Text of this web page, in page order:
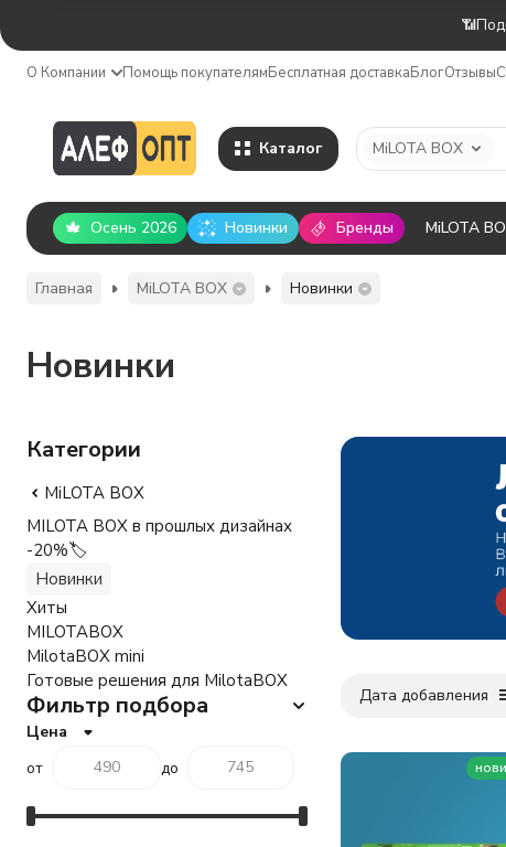
О Компании Помощь покупателямБесплатная доставкаБлогОтзывы
Каталог MiLOTA BOX
Осень 2026 Новинки Бренды MiLOTA
Главная MiLOTA BOX Новинки
Новинки
Дата добавления
Категории
MiLOTA BOX
MILOTA BOX в прошлых дизайнах
-20%🏷️
Новинки
Хиты
MILOTABOX
MilotaBOX mini
Готовые решения для MilotaBOX
Фильтр подбора
Цена
от
до